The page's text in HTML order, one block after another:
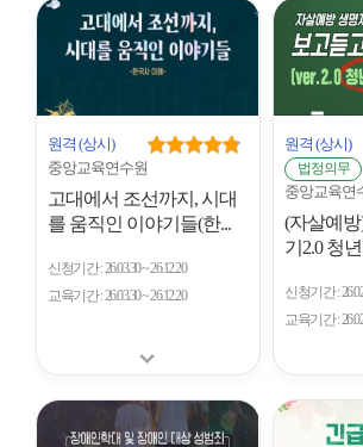
원격 (상시)
중앙교육연수원
고대에서 조선까지, 시대
를 움직인 이야기들(한...
신청기간 26.03.30 ~ 26.12.20
교육기간 26.03.30 ~ 26.12.20
원격 (상시)
법정의무
중앙교육연
(자살예
기2.0 청
신청기간
교육기간